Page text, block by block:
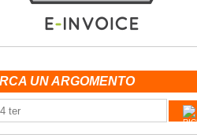
UN ARGOMENTO